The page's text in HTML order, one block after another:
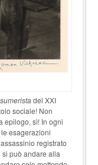
del XXI
sociale! Non
epilogo, sì! In ogni
esagerazioni
registrato
può andare alla